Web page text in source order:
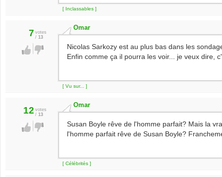
[ Inclassables ]
7 votes
/ 13
Omar
Nicolas Sarkozy est au plus bas dans les
Enfin comme ça il pourra les voir... je veux dire,
[ Vu sur... ]
12 votes
/ 13
Omar
Susan Boyle rêve de l'homme parfait? Mais la
l'homme parfait rêve de Susan Boyle?
[ Célébrités ]